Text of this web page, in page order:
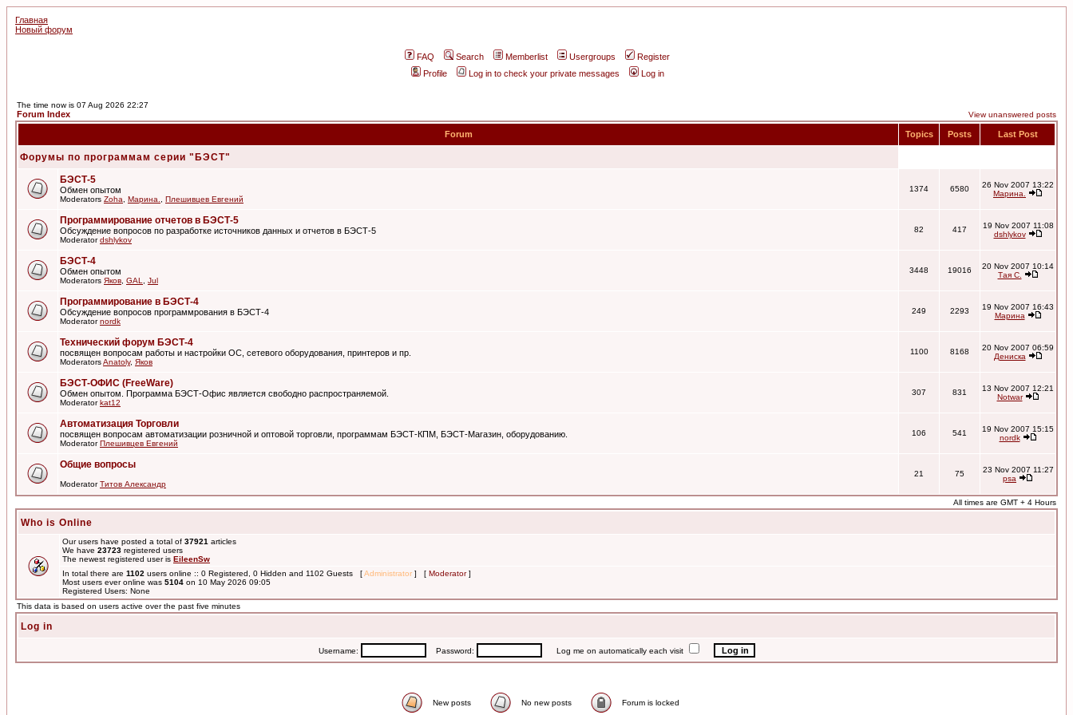
Главная
Новый форум
FAQ Search Memberlist Usergroups
Register
Profile
Log in to check your private messages Log in
The time now is 07 Aug 2026 22:27
Forum Index View unanswered posts
Forum Topics Posts Last Post
Форумы по программам серии "БЭСТ"
БЭСТ-5
Обмен опытом
Moderators Zoha Марина. Плешивцев Евгений
1374 6580
26 Nov 2007 13:22
Марина.
Программирование отчетов в БЭСТ-5
Обсуждение вопросов по разработке источников данных и отчетов в БЭСТ-5
Moderatordshlykov
82 417
19 Nov 2007 11:08
dshlykov
БЭСТ-4
Обмен опытом
Moderators Яков GAL Jul
3448 19016
20 Nov 2007 10:14
Тая С.
Программирование в БЭСТ-4
Обсуждение вопросов программрования в БЭСТ-4
Moderatornordk
249 2293
19 Nov 2007 16:43
Марина
Технический форум БЭСТ-4
посвящен вопросам работы и настройки ОС, сетевого оборудования, принтеров и пр.
ModeratorsAnatoly, Яков
1100 8168
20 Nov 2007 06:59
Дениска
БЭСТ-ОФИС (FreeWare)
Обмен опытом. Программа БЭСТ-Офис является свободно распространяемой.
Moderatorkat12
307 831
13 Nov 2007 12:21
Notwar
Автоматизация Торговли
посвящен вопросам автоматизации розничной и оптовой торговли, программам БЭСТ-КПМ, БЭСТ-Магазин, оборудованию.
ModeratorПлешивцев Евгений
106 541
19 Nov 2007 15:15
nordk
Общие вопросы
ModeratorТитов Александр
21 75
23 Nov 2007 11:27
psa
All times are GMT + 4 Hours
Who is Online
Our users have posted a total of 37921 articles
We have 23723 registered users
The newest registered user is EileenSw
In total there are 1102 users online :: 0 Registered, 0 Hidden and 1102 Guests [Administrator ] [ Moderator]
Most users ever online was 5104 on 10 May 2026 09:05
Registered Users: None
This data is based on users active over the past five minutes
Log in
Username: Password: Log me on automatically each visit
New posts No new posts Forum is locked